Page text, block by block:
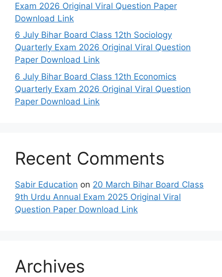
Exam 2026 Original Viral Question Paper
Download Link
6 July Bihar Board Class 12th Sociology
Quarterly Exam 2026 Original Viral Question
Paper Download Link
6 July Bihar Board Class 12th Economics
Quarterly Exam 2026 Original Viral Question
Paper Download Link
Recent Comments
Sabir Education on 20 March Bihar Board Class
9th Urdu Annual Exam 2025 Original Viral
Question Paper Download Link
Archives